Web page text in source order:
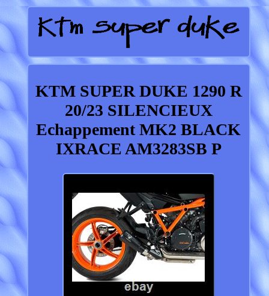
KTM SUPER DUKE 1290 R
20/23 SILENCIEUX
Echappement MK2 BLACK
IXRACE AM3283SB P